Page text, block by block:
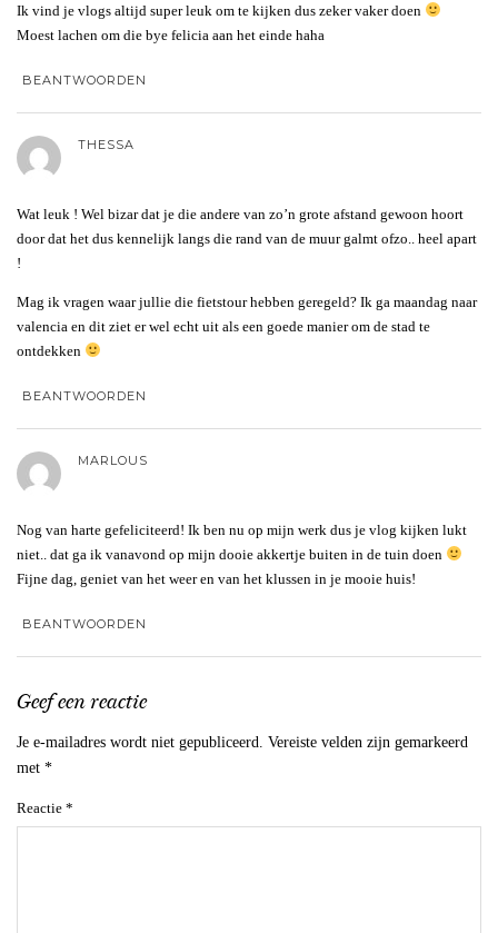
Ik vind je vlogs altijd super leuk om te kijken dus zeker vaker doen
Moest lachen om die bye felicia aan het einde haha
BEANTWOORDEN
THESSA
Wat leuk ! Wel bizar dat je die andere van zo’n grote afstand gewoon hoort
door dat het dus kennelijk langs die rand van de muur galmt ofzo.. heel apart
!
Mag ik vragen waar jullie die fietstour hebben geregeld? Ik ga maandag naar
valencia en dit ziet er wel echt uit als een goede manier om de stad te
ontdekken
BEANTWOORDEN
MARLOUS
Nog van harte gefeliciteerd! Ik ben nu op mijn werk dus je vlog kijken lukt
niet.. dat ga ik vanavond op mijn dooie akkertje buiten in de tuin doen
Fijne dag, geniet van het weer en van het klussen in je mooie huis!
BEANTWOORDEN
Geef een reactie
Je e-mailadres wordt niet gepubliceerd.
Vereiste velden zijn gemarkeerd
met *
Reactie *